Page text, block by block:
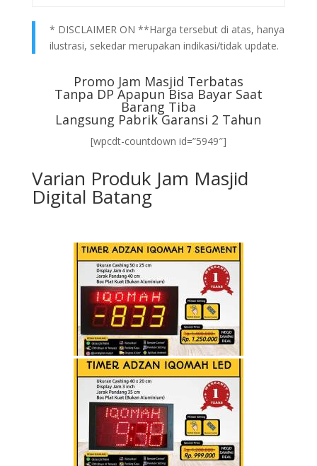
* DISCLAIMER ON **Harga tersebut di atas, hanya
ilustrasi, sekedar merupakan indikasi/tidak update.
Promo Jam Masjid Terbatas
Tanpa DP Apapun Bisa Bayar Saat
Barang Tiba
Langsung Pabrik Garansi 2 Tahun
[wpcdt-countdown id=”5949″]
Varian Produk Jam Masjid
Digital Batang